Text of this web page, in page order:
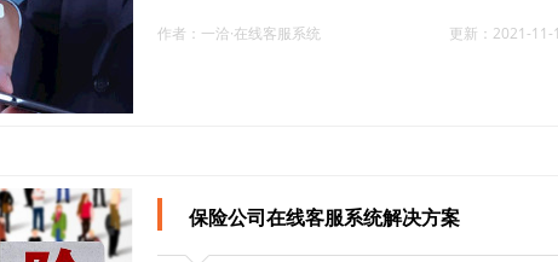
作者：一洽·在线客服系统 更新：2021-11-
保险公司在线客服系统解决方案